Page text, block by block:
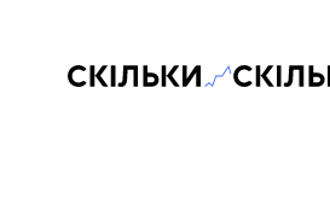
Скільки-скільки? — Медіа